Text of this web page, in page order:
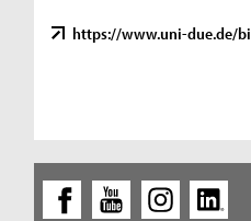
https://www.uni-due.de/